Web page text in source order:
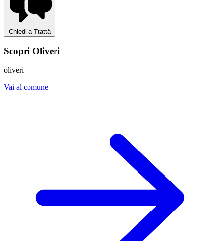
Chiedi a Ttattà
Scopri Oliveri
oliveri
Vai al comune